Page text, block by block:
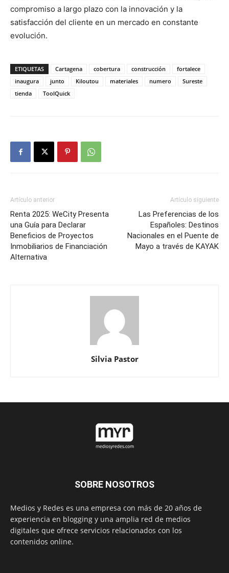
compromiso a largo plazo con la innovación y la
satisfacción del cliente en un mercado en constante
evolución.
ETIQUETAS Cartagena cobertura construcción
fortalece
inaugura
junto Kiloutou materiales numero
Sureste
tienda
ToolQuick
Artículo anterior
Renta 2025: WeCity Presenta
una Guía para Declarar
Beneficios de Proyectos
Inmobiliarios de Financiación
Alternativa
Artículo siguiente
Las Preferencias de los
Españoles: Destinos
Nacionales en el Puente de
Mayo a través de KAYAK
Silvia Pastor
SOBRE NOSOTROS
Medios y Redes es una empresa con más de 20 años de
experiencia en blogging y una amplia red de medios
digitales que ofrece servicios relacionados con los
contenidos online.